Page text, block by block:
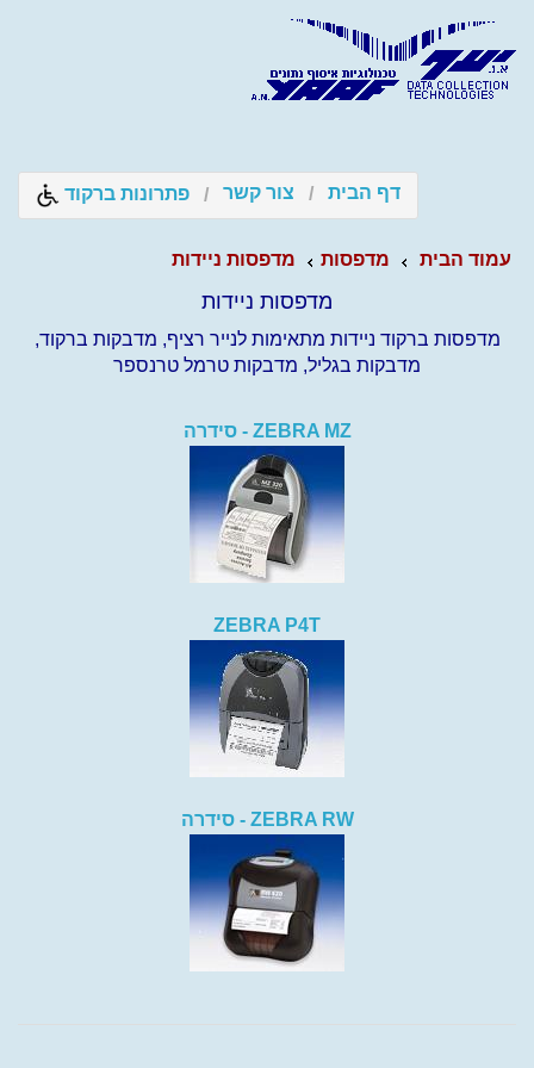
דף הבית צור קשר פתרונות ברקוד
עמוד הבית מדפסות מדפסות ניידות
מדפסות ניידות
מדפסות ברקוד ניידות מתאימות לנייר רציף, מדבקות ברקוד,
מדבקות בגליל, מדבקות טרמל טרנספר
ZEBRA MZ - סידרה
ZEBRA P4T
ZEBRA RW - סידרה